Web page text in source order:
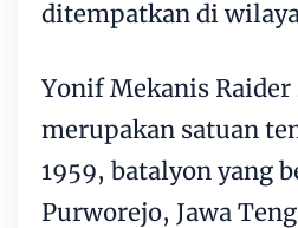
ditempatkan di
Yonif Mekanis Raider
merupakan satuan
1959, batalyon yang
Purworejo, Jawa